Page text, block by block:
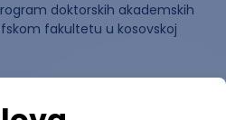
doktorskih akademskih
fakultetu u kosovskoj